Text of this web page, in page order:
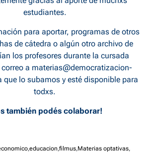
estudiantes.
para aportar, programas de otros
de cátedra o algún otro archivo de
los profesores durante la cursada
a materias@democratizacion-
que lo subamos y esté disponible para
todxs.
también podés colaborar!
,educacion,filmus,Materias optativas,